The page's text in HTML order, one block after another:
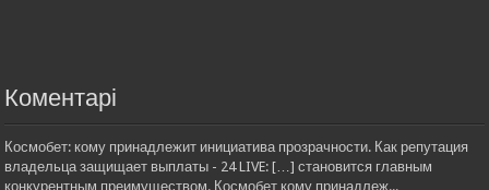
Коментарі
Космобет: кому принадлежит инициатива прозрачности. Как репутация
владельца защищает выплаты - 24 LIVE: […] становится главным
конкурентным преимуществом. Космобет кому принадлеж...